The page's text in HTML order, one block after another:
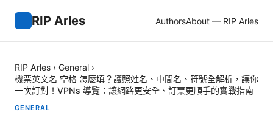
RIP Arles AuthorsAbout — RIP Arles
RIP Arles › General ›
機票英文名 空格 怎麼填？護照姓名、中間名、符號全解析，讓你
一次訂對！VPNs 導覽：讓網路更安全、訂票更順手的實戰指南
GENERAL